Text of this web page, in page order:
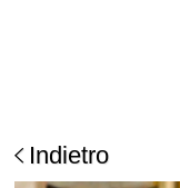
Indietro